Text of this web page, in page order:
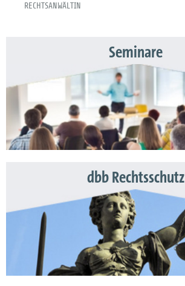
RECHTSANWÄLTIN
Seminare
dbb Rechtsschutz